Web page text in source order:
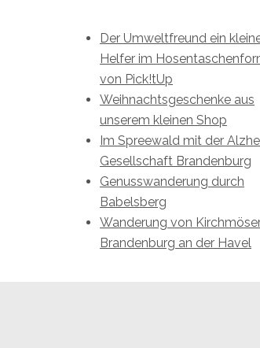
Der Umweltfreund ein
Helfer im
von Pick!tUp
Weihnachtsgeschenke aus
unserem kleinen Shop
Im Spreewald mit der
Gesellschaft Brandenburg
Genusswanderung durch
Babelsberg
Wanderung von
Brandenburg an der Havel